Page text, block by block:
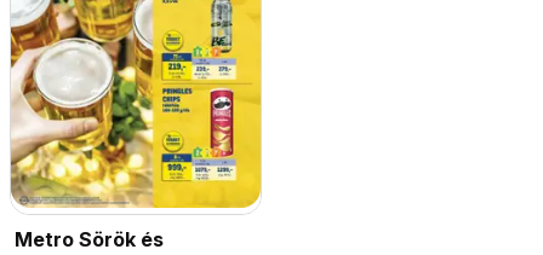
Metro Sörök és